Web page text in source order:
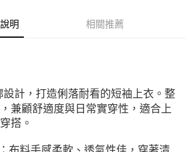
明 相關推薦
計，打造俐落耐看的短袖上衣。整
兼顧舒適度與日常實穿性，適合上
搭。